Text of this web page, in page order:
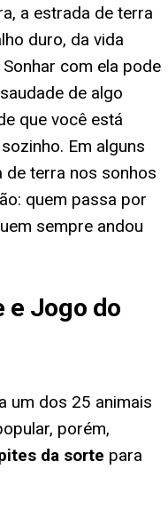
a estrada de terra
duro, da vida
com ela pode
de algo
que você está
Em alguns
de terra nos sonhos
quem passa por
sempre andou
e Jogo do
um dos 25 animais
porém,
da sorte para